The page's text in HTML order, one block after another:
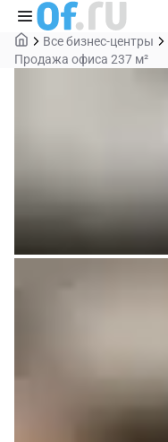
Все бизнес-центры
Продажа офиса 237 м²